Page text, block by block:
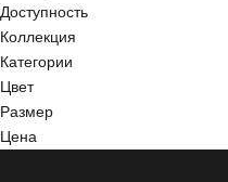
Доступность
Коллекция
Категории
Цвет
Размер
Цена